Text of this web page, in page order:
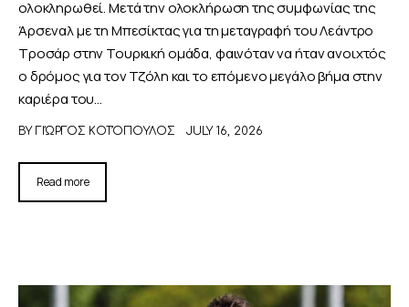
ολοκληρωθεί. Μετά την ολοκλήρωση της συμφωνίας της
Άρσεναλ με τη Μπεσίκτας για τη μεταγραφή του Λεάντρο
Τροσάρ στην Τουρκική ομάδα, φαινόταν να ήταν ανοιχτός
ο δρόμος για τον Τζόλη και το επόμενο μεγάλο βήμα στην
καριέρα του…
BY ΓΙΏΡΓΟΣ ΚΟΤΌΠΟΥΛΟΣ JULY 16, 2026
Read more